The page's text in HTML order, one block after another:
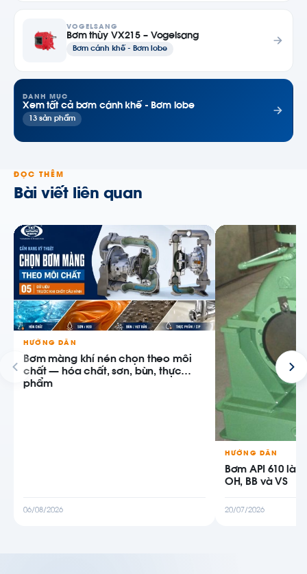
VOGELSANG
Bơm thùy VX215 – Vogelsang
Bơm cánh khế - Bơm lobe
DANH MỤC
Xem tất cả bơm cánh khế - Bơm lobe
13 sản phẩm
ĐỌC THÊM
Bài viết liên quan
HƯỚNG DẪN
Bơm màng khí nén chọn theo môi
chất — hóa chất, sơn, bùn, thực
phẩm
06/08/2026
HƯỚNG DẪN
Bơm API 610 là
OH, BB và VS
20/07/2026